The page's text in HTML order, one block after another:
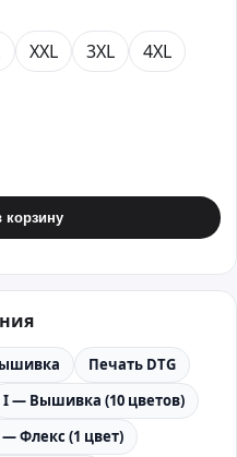
XXL 3XL
4XL
корзину
Печать DTG
I — Вышивка (10 цветов)
— Флекс (1 цвет)